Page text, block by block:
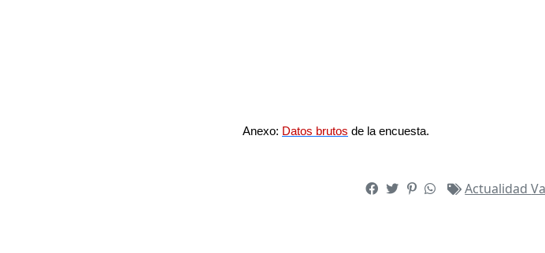
Anexo: Datos brutos de la encuesta.
Actualidad